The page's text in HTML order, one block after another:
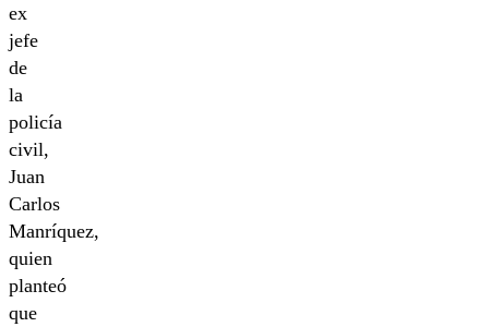
ex
jefe
de
la
policía
civil,
Juan
Carlos
Manríquez,
quien
planteó
que